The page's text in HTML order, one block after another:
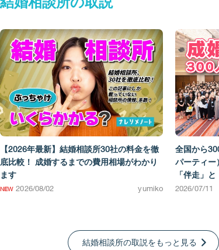
【2026年最新】結婚相談所30社の料金を徹
底比較！ 成婚するまでの費用相場がわかり
ます
2026/08/02 yumiko
全国から
パーティー
「伴走」
2026/07/11
結婚相談所の取説をもっと見る